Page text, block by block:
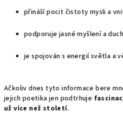
přináší pocit čistoty mysli a
podporuje jasné myšlení a
je spojován s energií světla a
Ačkoliv dnes tyto informace bere
jejich poetika jen podtrhuje
už více než století.